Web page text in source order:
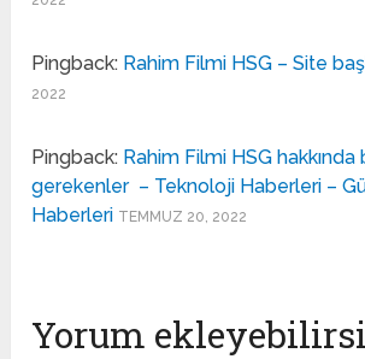
Pingback: Rahim Filmi HSG – Site
2022
Pingback: Rahim Filmi HSG hakkında
gerekenler – Teknoloji Haberleri –
Haberleri TEMMUZ 20, 2022
Yorum